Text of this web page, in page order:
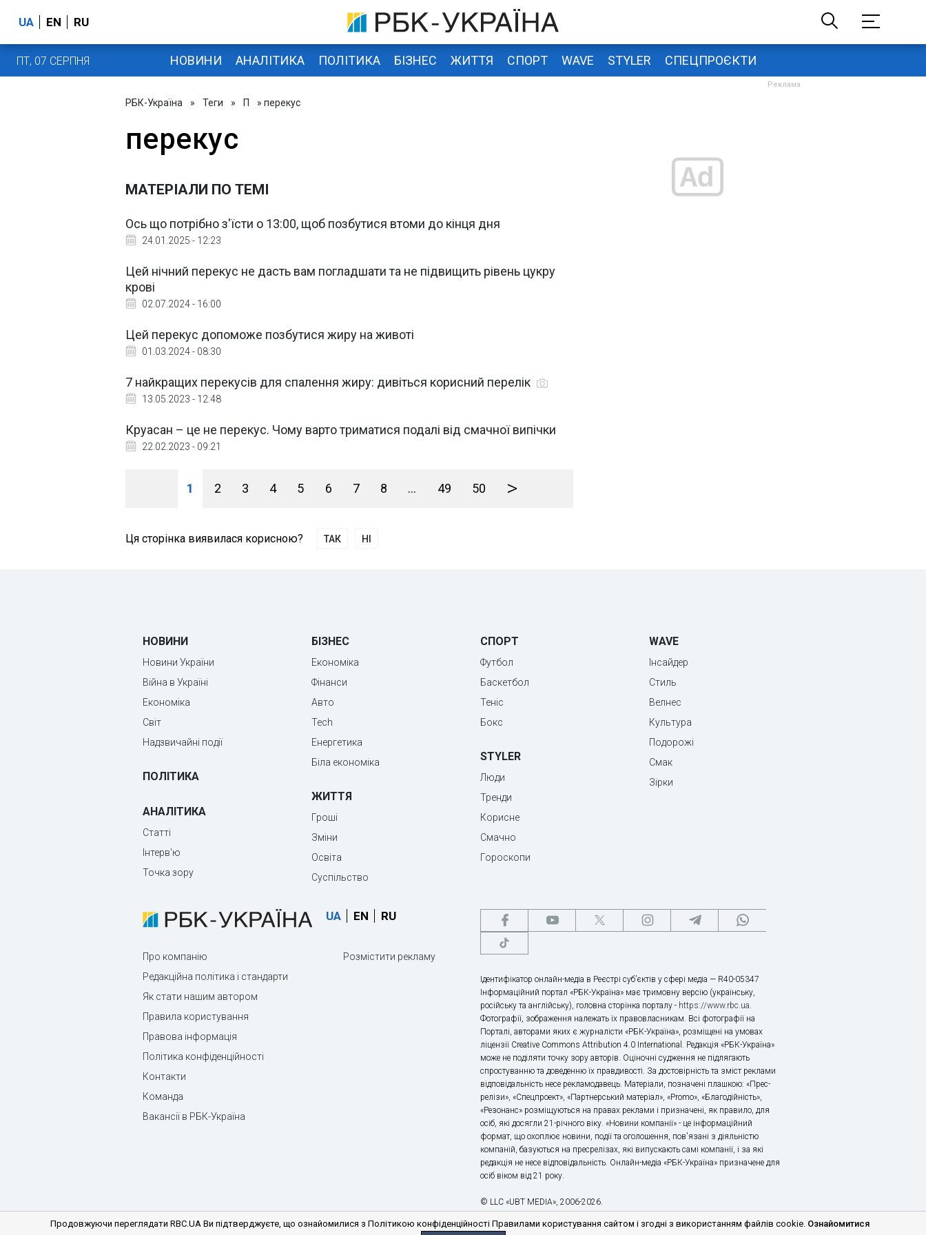
UA EN RU
ПТ, 07 СЕРПНЯ НОВИНИ АНАЛІТИКА ПОЛІТИКА БІЗНЕС ЖИТТЯ СПОРТ WAVE STYLER СПЕЦПРОЄКТИ
РБК-Україна » Теги » П » перекус
перекус
МАТЕРІАЛИ ПО ТЕМІ
Ось що потрібно з'їсти о 13:00, щоб позбутися втоми до кінця дня
24.01.2025 - 12:23
Цей нічний перекус не дасть вам погладшати та не підвищить рівень цукру
крові
02.07.2024 - 16:00
Цей перекус допоможе позбутися жиру на животі
01.03.2024 - 08:30
7 найкращих перекусів для спалення жиру: дивіться корисний перелік
13.05.2023 - 12:48
Круасан – це не перекус. Чому варто триматися подалі від смачної випічки
22.02.2023 - 09:21
1 2 3 4 5 6 7 8 ... 49 50 >
Ця сторінка виявилася корисною? ТАК НІ
НОВИНИ
Новини України
Війна в Україні
Економіка
Світ
Надзвичайні події
ПОЛІТИКА
АНАЛІТИКА
Статті
Інтерв'ю
Точка зору
БІЗНЕС
Економіка
Фінанси
Авто
Tech
Енергетика
Біла економіка
ЖИТТЯ
Гроші
Зміни
Освіта
Суспільство
СПОРТ
Футбол
Баскетбол
Теніс
Бокс
STYLER
Люди
Тренди
Корисне
Смачно
Гороскопи
WAVE
Інсайдер
Стиль
Велнес
Культура
Подорожі
Смак
Зірки
UA EN RU
Про компанію
Редакційна політика і стандарти
Як стати нашим автором
Правила користування
Правова інформація
Політика конфіденційності
Контакти
Команда
Вакансії в РБК-Україна
Розмістити рекламу
Ідентифікатор онлайн-медіа в Реєстрі суб’єктів у сфері медіа — R40-05347
Інформаційний портал «РБК-Україна» має тримовну версію (українську,
російську та англійську), головна сторінка порталу - https://www.rbc.ua.
Фотографії, зображення належать їх правовласникам. Всі фотографії на
Порталі, авторами яких є журналісти «РБК-Україна», розміщені на умовах
ліцензії Creative Commons Attribution 4.0 International. Редакція «РБК-Україна»
може не поділяти точку зору авторів. Оціночні судження не підлягають
спростуванню та доведенню їх правдивості. За достовірність та зміст реклами
відповідальність несе рекламодавець. Матеріали, позначені плашкою: «Прес-
релізи», «Спецпроект», «Партнерський матеріал», «Promo», «Благодійність»,
«Резонанс» розміщуються на правах реклами і призначені, як правило, для
осіб, які досягли 21-річного віку. «Новини компанії» - це інформаційний
формат, що охоплює новини, події та оголошення, пов'язані з діяльністю
компаній, базуються на пресрелізах, які випускають самі компанії, і за які
редакція не несе відповідальність. Онлайн-медіа «РБК-Україна» призначене для
осіб віком від 21 року.
© LLC «UBT MEDIA», 2006-2026.
Продовжуючи переглядати RBC.UA Ви підтверджуєте, що ознайомилися з Політикою конфіденційності Правилами користування сайтом і згодні з використанням файлів cookie. Ознайомитися